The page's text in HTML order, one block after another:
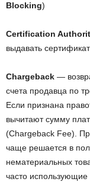
Blocking)
Certification
выдавать
Chargeback —
счета продавца по
Если признана
вычитают сумму
(Chargeback Fee).
чаще решается в
нематериальных
часто использующие